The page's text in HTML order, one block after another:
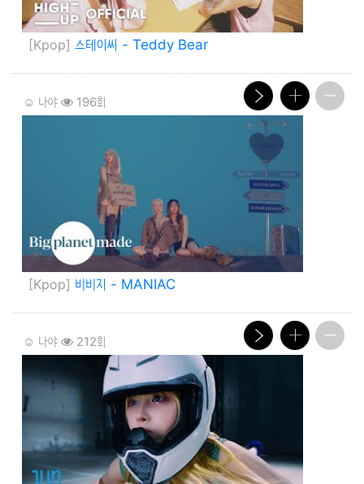
[Kpop] 스테이씨 - Teddy Bear
☺️ 나야 196회
[Kpop] 비비지 - MANIAC
☺️ 나야 212회